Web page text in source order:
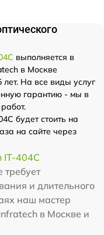
выполняется в
в Москве
На все виды услуг
гарантию - мы в
будет стоить на
на сайте через
IT-404C
требует
и длительного
наш мастер
в Москве и